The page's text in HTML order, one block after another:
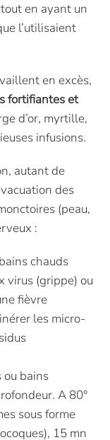
en ayant un
l’utilisaient
en excès,
fortifiantes et
d’or, myrtille,
infusions.
autant de
des
(peau,
:
chauds
virus (grippe) ou
fièvre
les micro-
ou bains
A 80°
sous forme
15 mn